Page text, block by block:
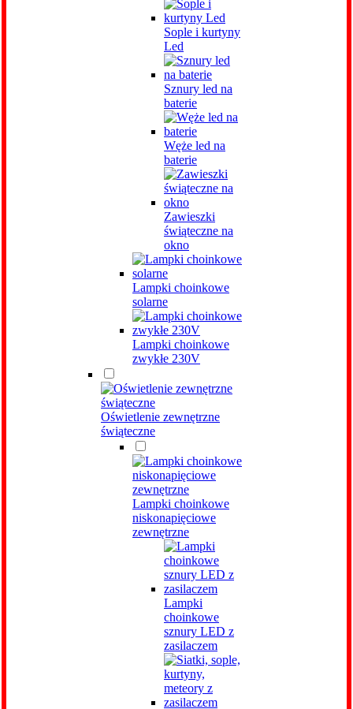
Sople i kurtyny
Led
Sznury led na
baterie
Węże led na
baterie
Zawieszki
świąteczne na
okno
Lampki choinkowe
solarne
Lampki choinkowe
zwykłe 230V
Oświetlenie zewnętrzne
świąteczne
Lampki choinkowe
niskonapięciowe
zewnętrzne
Lampki
choinkowe
sznury LED z
zasilaczem